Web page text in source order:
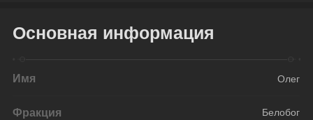
Основная информация
Имя Олег
Фракция Белобог